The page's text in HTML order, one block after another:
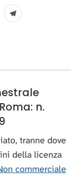
n.
tranne dove
della licenza
commerciale